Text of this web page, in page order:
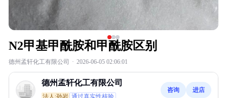
N2甲基甲酰胺和甲酰胺区别
德州孟轩化工有限公司 · 2026-06-05 02:06:01
德州孟轩化工有限公司
法人:孙岩 通过真实性核验
咨询 进店